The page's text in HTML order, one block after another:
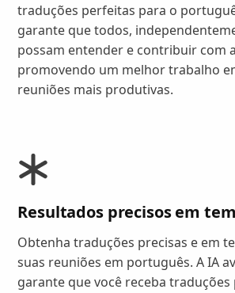
traduções perfeitas para o
garante que todos,
possam entender e contribuir com
promovendo um melhor trabalho
reuniões mais produtivas.
Resultados precisos em
Obtenha traduções precisas e em
suas reuniões em português. A IA
garante que você receba traduções